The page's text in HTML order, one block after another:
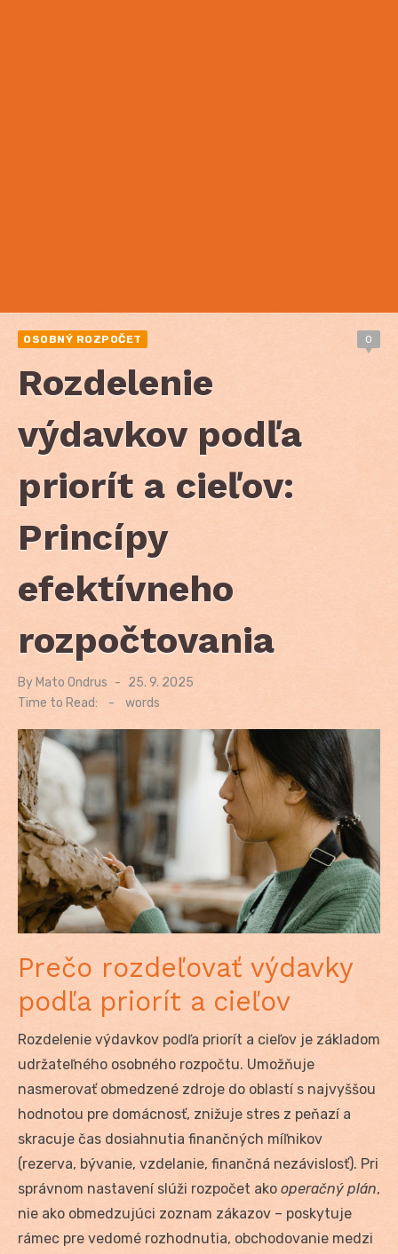
OSOBNÝ ROZPOČET 0
Rozdelenie
výdavkov podľa
priorít a cieľov:
Princípy
efektívneho
rozpočtovania
By Mato Ondrus
Posted
on
25. 9. 2025
Time to Read:
- words
Prečo rozdeľovať výdavky
podľa priorít a cieľov
Rozdelenie výdavkov podľa priorít a cieľov je základom
udržateľného osobného rozpočtu. Umožňuje
nasmerovať obmedzené zdroje do oblastí s najvyššou
hodnotou pre domácnosť, znižuje stres z peňazí a
skracuje čas dosiahnutia finančných míľnikov
(rezerva, bývanie, vzdelanie, finančná nezávislosť). Pri
správnom nastavení slúži rozpočet ako operačný plán,
nie ako obmedzujúci zoznam zákazov – poskytuje
rámec pre vedomé rozhodnutia, obchodovanie medzi